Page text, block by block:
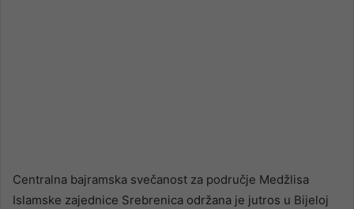
Centralna bajramska svečanost za područje Medžlisa
Islamske zajednice Srebrenica održana je jutros u Bijeloj